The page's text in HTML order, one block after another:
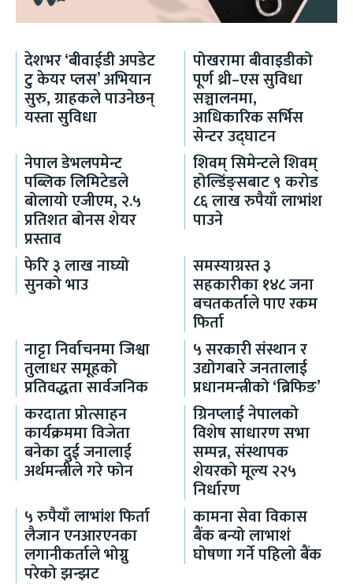
देशभर ‘बीवाईडी अपडेट
टु केयर प्लस’ अभियान
सुरु, ग्राहकले पाउनेछन्
यस्ता सुविधा
पोखरामा बीवाइडीको
पूर्ण थ्री–एस सुविधा
सञ्चालनमा,
आधिकारिक सर्भिस
सेन्टर उद्घाटन
नेपाल डेभलपमेन्ट
पब्लिक लिमिटेडले
बोलायो एजीएम, २.५
प्रतिशत बोनस शेयर
प्रस्ताव
शिवम् सिमेन्टले शिवम्
होल्डिंङ्सबाट ९ करोड
८६ लाख रुपैयाँ लाभांश
पाउने
फेरि ३ लाख नाघ्यो
सुनको भाउ
समस्याग्रस्त ३
सहकारीका १४८ जना
बचतकर्ताले पाए रकम
फिर्ता
नाट्टा निर्वाचनमा जिश्वा
तुलाधर समूहको
प्रतिवद्धता सार्वजनिक
५ सरकारी संस्थान र
उद्योगबारे जनतालाई
प्रधानमन्त्रीको ‘ब्रिफिङ’
करदाता प्रोत्साहन
कार्यक्रममा विजेता
बनेका दुई जनालाई
अर्थमन्त्रीले गरे फोन
ग्रिनप्लाई नेपालको
विशेष साधारण सभा
सम्पन्न, संस्थापक
शेयरको मूल्य २२५
निर्धारण
५ रुपैयाँ लाभांश फिर्ता
लैजान एनआरएनका
लगानीकर्ताले भोग्नु
परेको झन्झट
कामना सेवा विकास
बैंक बन्यो लाभाशं
घोषणा गर्ने पहिलो बैंक